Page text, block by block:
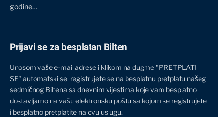
godine…
Prijavi se za besplatan Bilten
Unosom vaše e-mail adrese i klikom na dugme "PRETPLATI
SE" automatski se registrujete se na besplatnu pretplatu našeg
sedmičnog Biltena sa dnevnim vijestima koje vam besplatno
dostavljamo na vašu elektronsku poštu sa kojom se registrujete
i besplatno pretplatite na ovu uslugu.